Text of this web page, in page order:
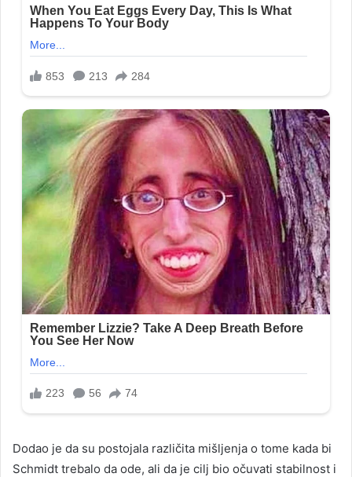
Dodao je da su postojala različita mišljenja o tome kada bi
Schmidt trebalo da ode, ali da je cilj bio očuvati stabilnost i